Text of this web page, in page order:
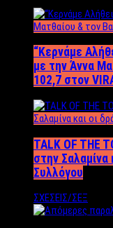
“Kερνάμε
με την Άννα
102,7 στον
TALK OF THE
στην Σαλαμίνα
Συλλόγου
ΣΧΕΣΕΙΣ/ΣΕΞ